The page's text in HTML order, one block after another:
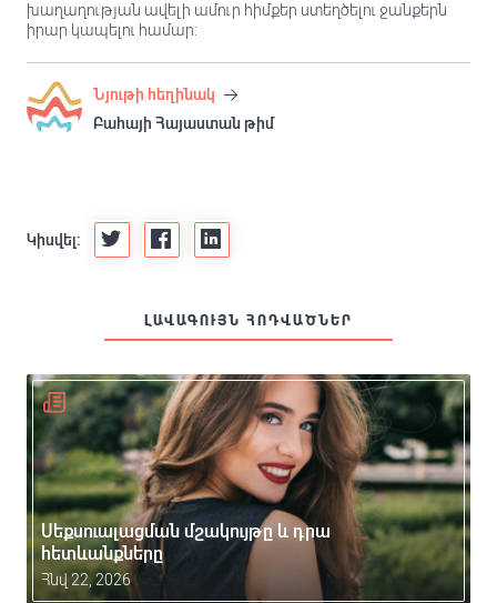
խաղաղության ավելի ամուր հիմքեր ստեղծելու ջանքերն
իրար կապելու համար:
Նյութի հեղինակ
Բահայի Հայաստան թիմ
Կիսվել:
ԼԱՎԱԳՈՒՅՆ ՀՈԴՎԱԾՆԵՐ
Սեքսուալացման մշակույթը և դրա
հետևանքները
Հնվ 22, 2026